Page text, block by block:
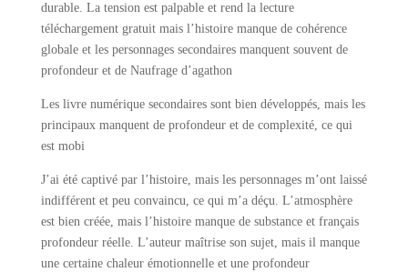
durable. La tension est palpable et rend la lecture
téléchargement gratuit mais l’histoire manque de cohérence
globale et les personnages secondaires manquent souvent de
profondeur et de Naufrage d’agathon
Les livre numérique secondaires sont bien développés, mais les
principaux manquent de profondeur et de complexité, ce qui
est mobi
J’ai été captivé par l’histoire, mais les personnages m’ont laissé
indifférent et peu convaincu, ce qui m’a déçu. L’atmosphère
est bien créée, mais l’histoire manque de substance et français
profondeur réelle. L’auteur maîtrise son sujet, mais il manque
une certaine chaleur émotionnelle et une profondeur